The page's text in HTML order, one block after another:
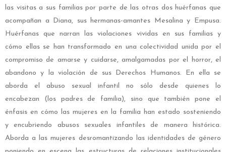
las visitas a sus familias por parte de las otras dos huérfanas que
acompañan a Diana, sus hermanas-amantes Mesalina y Empusa.
Huérfanas que narran las violaciones vividas en sus familias y
cómo ellas se han transformado en una colectividad unida por el
compromiso de amarse y cuidarse, amalgamadas por el horror, el
abandono y la violación de sus Derechos Humanos. En ella se
aborda el abuso sexual infantil no sólo desde quienes lo
encabezan (los padres de familia), sino que también pone el
énfasis en cómo las mujeres en la familia han estado sosteniendo
y encubriendo abusos sexuales infantiles de manera histórica.
Aborda a las mujeres desromantizando las identidades de género